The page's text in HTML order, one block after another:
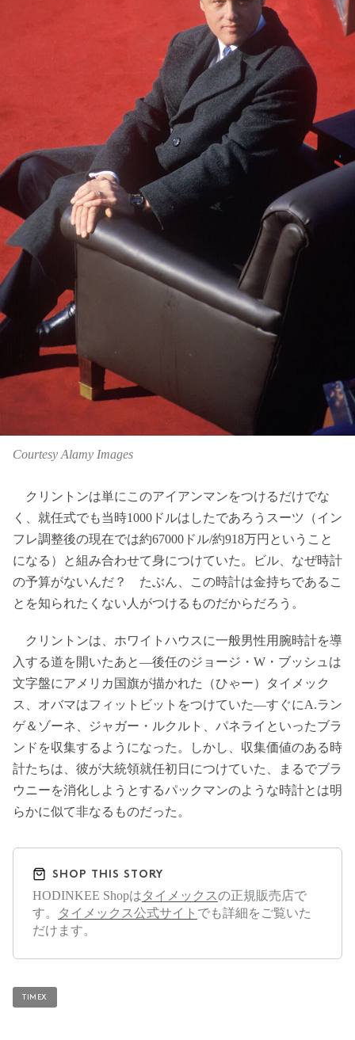
Courtesy Alamy Images
クリントンは単にこのアイアンマンをつけるだけでな
く、就任式でも当時1000ドルはしたであろうスーツ（イン
フレ調整後の現在では約67000ドル/約918万円ということ
になる）と組み合わせて身につけていた。ビル、なぜ時計
の予算がないんだ？ たぶん、この時計は金持ちであるこ
とを知られたくない人がつけるものだからだろう。
クリントンは、ホワイトハウスに一般男性用腕時計を導
入する道を開いたあと―後任のジョージ・W・ブッシュは
文字盤にアメリカ国旗が描かれた（ひゃー）タイメック
ス、オバマはフィットビットをつけていた―すぐにA.ラン
ゲ＆ゾーネ、ジャガー・ルクルト、パネライといったブラ
ンドを収集するようになった。しかし、収集価値のある時
計たちは、彼が大統領就任初日につけていた、まるでブラ
ウニーを消化しようとするパックマンのような時計とは明
らかに似て非なるものだった。
SHOP THIS STORY
HODINKEE Shopはタイメックスの正規販売店で
す。
タイメックス公式サイト でも詳細をご覧いた
だけます。
TIMEX